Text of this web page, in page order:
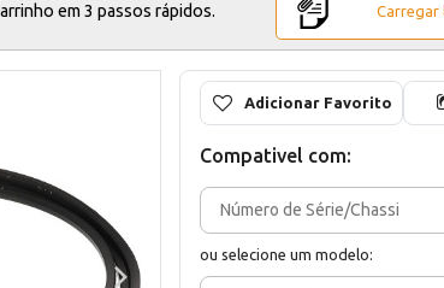
em 3 passos rápidos. Carregar
Adicionar Favorito
Compativel com:
ou selecione um modelo: